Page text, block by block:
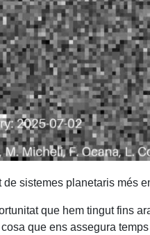
sistemes planetaris més
que hem tingut fins
que ens assegura